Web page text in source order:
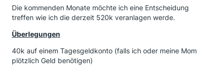
Die kommenden Monate möchte ich eine Entscheidung
treffen wie ich die derzeit 520k veranlagen werde.
Überlegungen
40k auf einem Tagesgeldkonto (falls ich oder meine Mom
plötzlich Geld benötigen)